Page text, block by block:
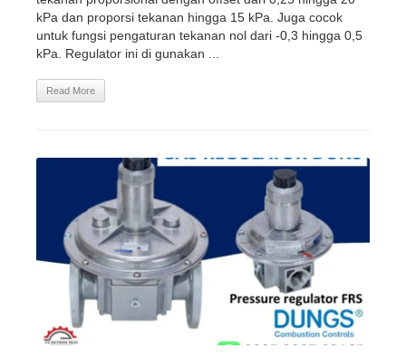
kPa dan proporsi tekanan hingga 15 kPa. Juga cocok
untuk fungsi pengaturan tekanan nol dari -0,3 hingga 0,5
kPa. Regulator ini di gunakan ...
Read More